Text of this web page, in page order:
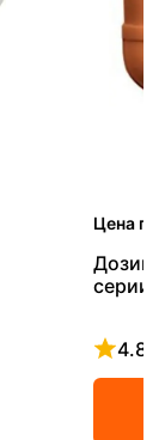
Цена по
серии
4.8